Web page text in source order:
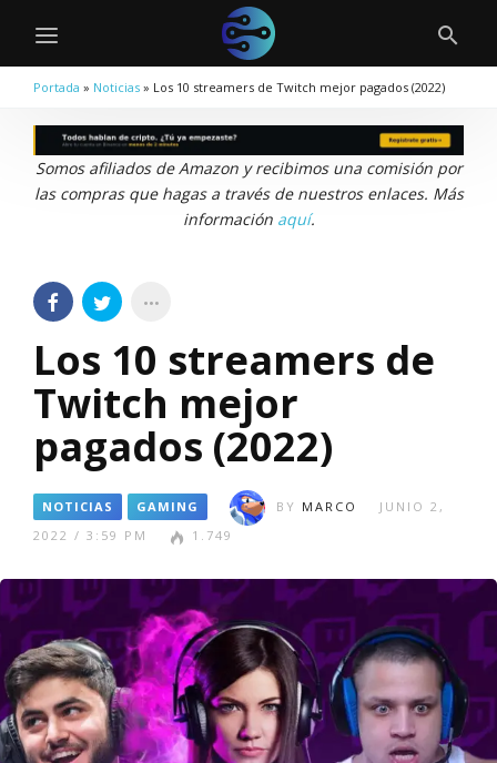
Portada » Noticias » Los 10 streamers de Twitch mejor pagados (2022)
Somos afiliados de Amazon y recibimos una comisión por
las compras que hagas a través de nuestros enlaces. Más
información aquí.
Los 10 streamers de
Twitch mejor
pagados (2022)
NOTICIAS GAMING BY MARCO
JUNIO 2,
2022 / 3:59 PM
1.749